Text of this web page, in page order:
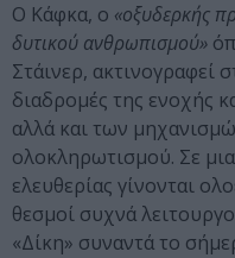
Ο Κάφκα, ο «οξυδερκής
δυτικού ανθρωπισμού»
Στάινερ, ακτινογραφεί
διαδρομές της ενοχής
αλλά και των
ολοκληρωτισμού. Σε
ελευθερίας γίνονται
θεσμοί συχνά
«Δίκη» συναντά το